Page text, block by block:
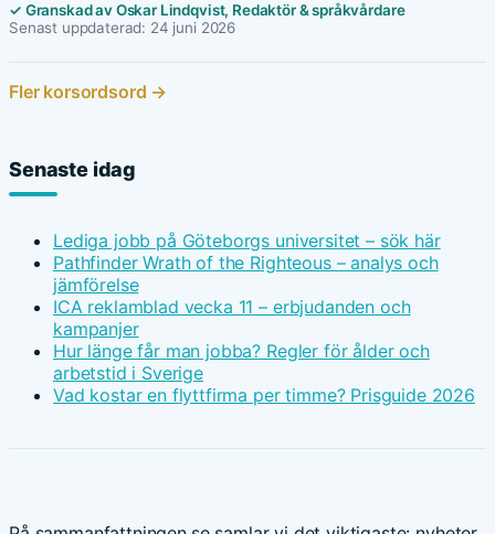
✓ Granskad av Oskar Lindqvist, Redaktör & språkvårdare
Senast uppdaterad: 24 juni 2026
Fler korsordsord →
Senaste idag
Lediga jobb på Göteborgs universitet – sök här
Pathfinder Wrath of the Righteous – analys och
jämförelse
ICA reklamblad vecka 11 – erbjudanden och
kampanjer
Hur länge får man jobba? Regler för ålder och
arbetstid i Sverige
Vad kostar en flyttfirma per timme? Prisguide 2026